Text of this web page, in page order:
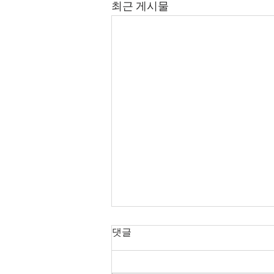
최근 게시물
8월 7일 금요일 매일 말씀 묵상
댓글